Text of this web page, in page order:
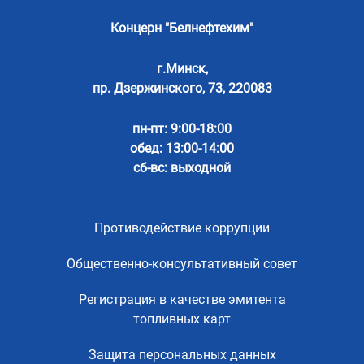
Концерн "Белнефтехим"
г.Минск,
пр. Дзержинского, 73, 220083
пн-пт: 9:00-18:00
обед: 13:00-14:00
сб-вс: выходной
Противодействие коррупции
Общественно-консультативный совет
Регистрация в качестве эмитента
топливных карт
Защита персональных данных